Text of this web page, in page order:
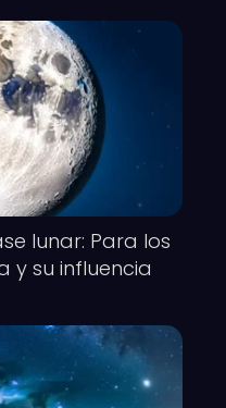
lunar: Para los
y su influencia